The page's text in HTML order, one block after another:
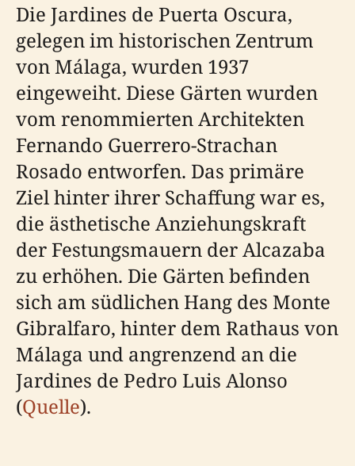
Die Jardines de Puerta Oscura,
gelegen im historischen Zentrum
von Málaga, wurden 1937
eingeweiht. Diese Gärten wurden
vom renommierten Architekten
Fernando Guerrero-Strachan
Rosado entworfen. Das primäre
Ziel hinter ihrer Schaffung war es,
die ästhetische Anziehungskraft
der Festungsmauern der Alcazaba
zu erhöhen. Die Gärten befinden
sich am südlichen Hang des Monte
Gibralfaro, hinter dem Rathaus von
Málaga und angrenzend an die
Jardines de Pedro Luis Alonso
(Quelle).